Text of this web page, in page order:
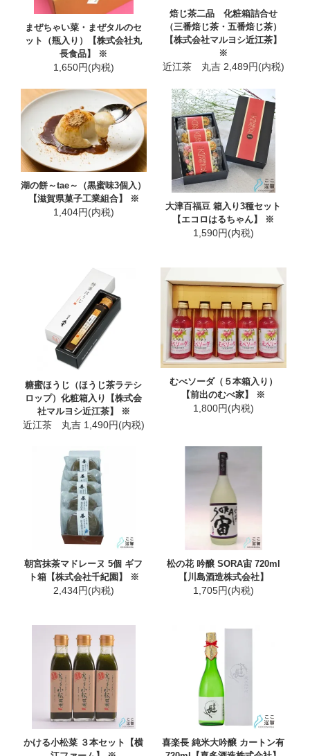
まぜちゃい菜・まぜタルのセ
ット（瓶入り）【株式会社丸
長食品】 ※
1,650円(内税)
焙じ茶二品 化粧箱詰合せ
（三番焙じ茶・五番焙じ茶）
【株式会社マルヨシ近江茶】
※
近江茶 丸吉 2,489円(内税)
湖の餅～tae～（黒蜜味3個入）
【滋賀県菓子工業組合】 ※
1,404円(内税)
大津百福豆 箱入り3種セット
【エコロはるちゃん】 ※
1,590円(内税)
糖蜜ほうじ（ほうじ茶ラテシ
ロップ）化粧箱入り【株式会
社マルヨシ近江茶】 ※
近江茶 丸吉 1,490円(内税)
むべソーダ（５本箱入り）
【前出のむべ家】 ※
1,800円(内税)
朝宮抹茶マドレーヌ 5個 ギフ
ト箱【株式会社千紀園】 ※
2,434円(内税)
松の花 吟醸 SORA宙 720ml
【川島酒造株式会社】
1,705円(内税)
かける小松菜 ３本セット【横
喜楽長 純米大吟醸 カートン有